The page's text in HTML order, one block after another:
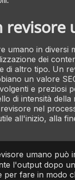
revisore
umano in diversi
dei
di altro tipo. Un
un valore
e preziosi
di intensità
nel
all'inizio, alla
umano può
l'output dopo
per fare in modo